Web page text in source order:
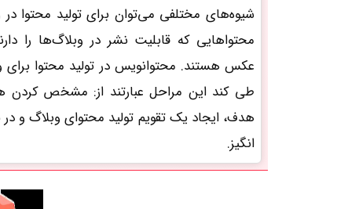
شیوه‌های مختلفی می‌توان برای تولید محتوا در
محتواهایی که قابلیت نشر در وبلاگ‌ها را
طی کند این مراحل عبارتند از: مشخص
هدف، ایجاد یک تقویم تولید محتوای وبلاگ
انگیز.